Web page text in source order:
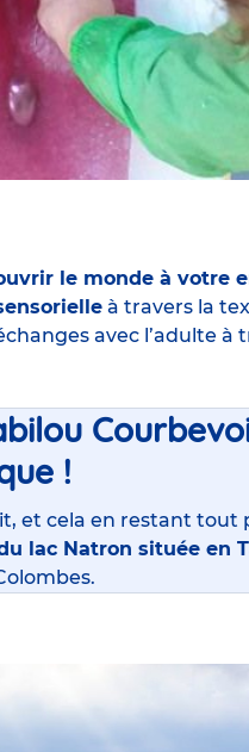
le monde à votre
à travers la
avec l’adulte à
!
et cela en restant tout
lac Natron située en
.